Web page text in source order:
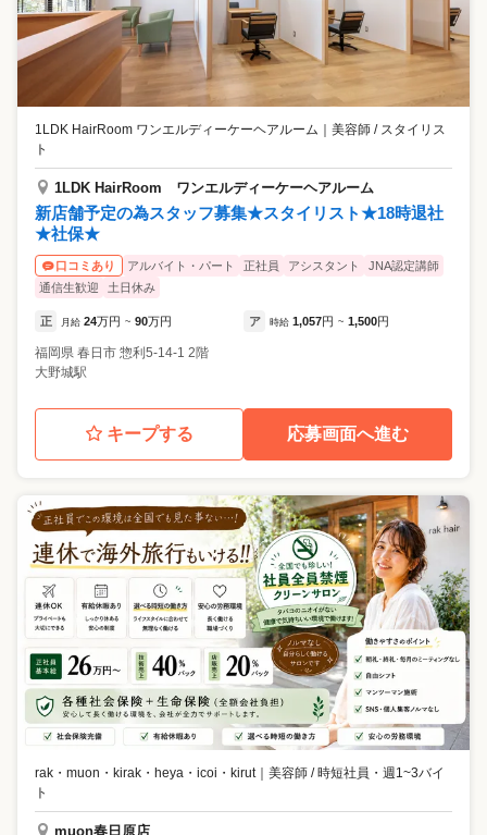
1LDK HairRoom ワンエルディーケーヘアルーム
美容師 / スタイリス
ト
1LDK HairRoom ワンエルディーケーヘアルーム
新店舗予定の為スタッフ募集★スタイリスト★18時退社
★社保★
口コミあり アルバイト・パート 正社員 アシスタント
JNA認定講師
通信生歓迎
土日休み
正 月給 24万円 ~ 90万円 ア 時給 1,057円 ~ 1,500円
福岡県 春日市 惣利5-14-1 2階
大野城駅
キープする 応募画面へ進む
rak・muon・kirak・heya・icoi・kirut｜ 美容師 / 時短社員・週1~3バイ
ト
muon春日原店